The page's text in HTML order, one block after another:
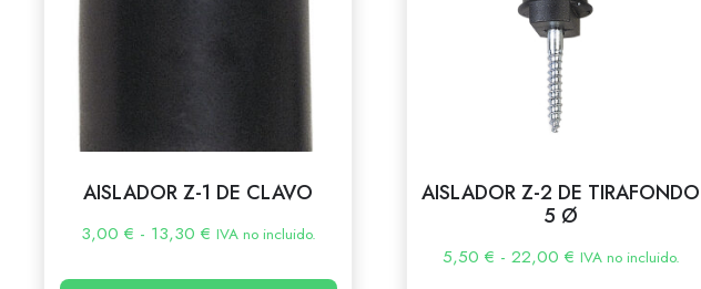
AISLADOR Z-1 DE CLAVO
3,00 € - 13,30 € IVA no incluido.
AISLADOR Z-2 DE TIRAFONDO
5 Ø
5,50 € - 22,00 € IVA no incluido.